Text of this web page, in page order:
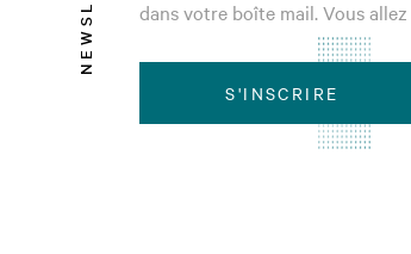
dans votre boîte mail. Vous
S'INSCRIRE